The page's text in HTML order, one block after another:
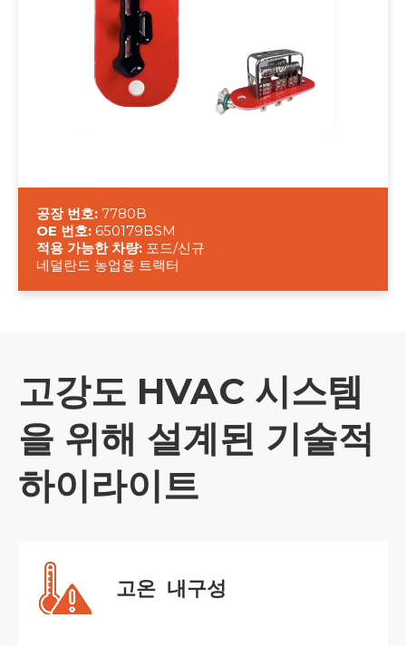
공장 번호: 7780B
OE 번호: 650179BSM
적용 가능한 차량: 포드/신규
네덜란드 농업용 트랙터
고강도 HVAC 시스템
을 위해 설계된 기술적
하이라이트
고온 내구성